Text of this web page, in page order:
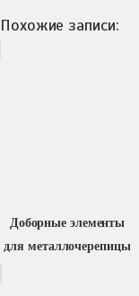
Похожие записи:
Доборные элементы
для металлочерепицы